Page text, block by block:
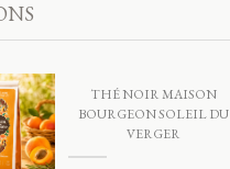
THÉ NOIR MAISON
BOURGEON SOLEIL DU
VERGER